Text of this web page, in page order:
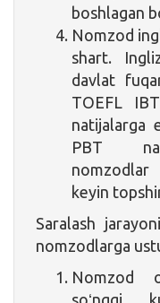
boshlagan
Nomzod
shart.
davlat
TOEFL
natijalarga
PBT
nomzodlar
keyin
Saralash
nomzodlarga
Nomzod
soʻnggi